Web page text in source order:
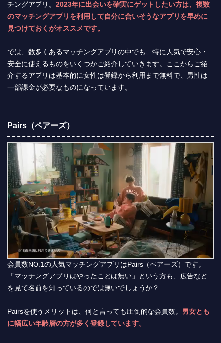
チングアプリ。 2023年に出会いを確実にゲットしたい方は、複数
のマッチングアプリを利用して自分に合いそうなアプリを早めに
見つけておくがオススメです。
では、数多くあるマッチングアプリの中でも、特に人気で安心・
安全に使えるものをいくつかご紹介していきます。ここからご紹
介するアプリは基本的に女性は登録から利用まで無料で、男性は
一部課金が必要なものになっています。
Pairs（ペアーズ）
会員数NO.1の人気マッチングアプリはPairs（ペアーズ）です。
「マッチングアプリはやったことは無い」という方も、広告など
を見て名前を知っているのでは無いでしょうか？
Pairsを使うメリットは、何と言っても圧倒的な会員数。 男女とも
に幅広い年齢層の方が多く登録しています。